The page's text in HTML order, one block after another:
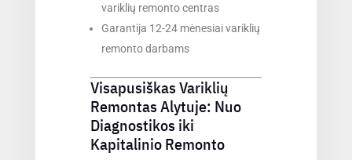
variklių remonto centras
Garantija 12-24 mėnesiai variklių
remonto darbams
Visapusiškas Variklių
Remontas Alytuje: Nuo
Diagnostikos iki
Kapitalinio Remonto